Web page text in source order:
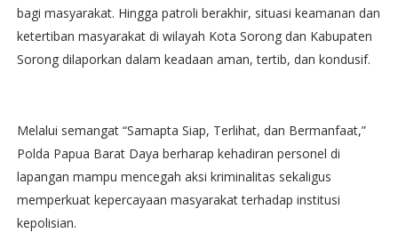
bagi masyarakat. Hingga patroli berakhir, situasi keamanan dan
ketertiban masyarakat di wilayah Kota Sorong dan Kabupaten
Sorong dilaporkan dalam keadaan aman, tertib, dan kondusif.
Melalui semangat “Samapta Siap, Terlihat, dan Bermanfaat,”
Polda Papua Barat Daya berharap kehadiran personel di
lapangan mampu mencegah aksi kriminalitas sekaligus
memperkuat kepercayaan masyarakat terhadap institusi
kepolisian.